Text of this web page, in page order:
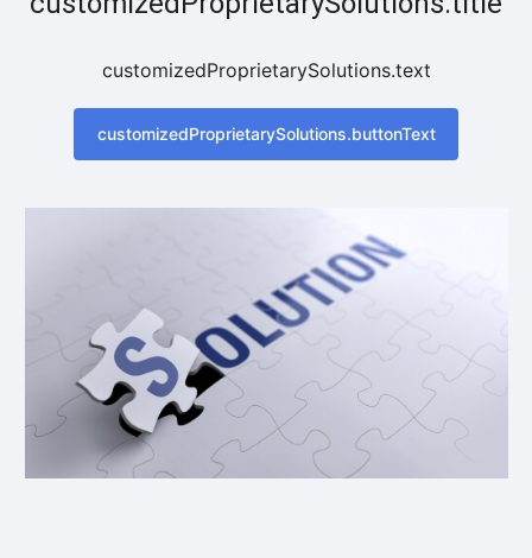
customizedProprietarySolutions.text
customizedProprietarySolutions.buttonText